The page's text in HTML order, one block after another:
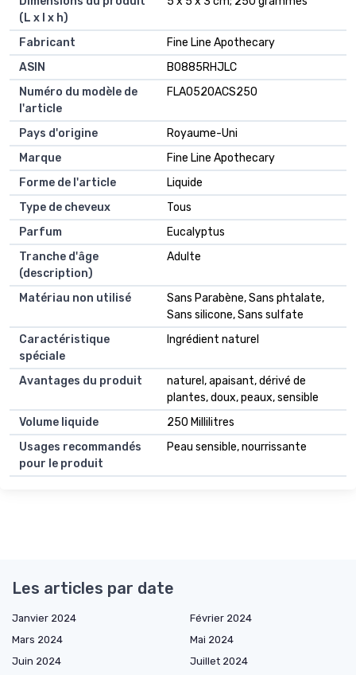
(L x l x h)
Fabricant
Fine Line Apothecary
ASIN
B0885RHJLC
Numéro du modèle de
l'article
FLA0520ACS250
Pays d'origine
Royaume-Uni
Marque
Fine Line Apothecary
Forme de l'article
Liquide
Type de cheveux
Tous
Parfum
Eucalyptus
Tranche d'âge
(description)
Adulte
Matériau non utilisé
Sans Parabène, Sans phtalate,
Sans silicone, Sans sulfate
Caractéristique
spéciale
Ingrédient naturel
Avantages du produit
naturel, apaisant, dérivé de
plantes, doux, peaux, sensible
Volume liquide
250 Millilitres
Usages recommandés
pour le produit
Peau sensible, nourrissante
Les articles par date
Janvier 2024
Février 2024
Mars 2024
Mai 2024
Juin 2024
Juillet 2024